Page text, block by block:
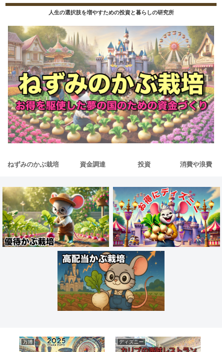
人生の選択肢を増やすための投資と暮らしの研究所
ねずみのかぶ栽培 資金調達 投資 消費や浪費
万博 ディズニー